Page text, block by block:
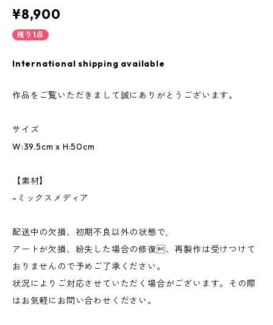
¥8,900
残り1点
International shipping available
作品をご覧いただきまして誠にありがとうございます。
サイズ
W:39.5cm x H:50cm
【素材】
-ミックスメディア
配送中の欠損、初期不良以外の状態で,
アートが欠損、紛失した場合の修復、再製作は受けつけて
おりませんので予めご了承ください。
状況によりご対応させていただく場合がございます。その際
はお気軽にお問い合わせください。